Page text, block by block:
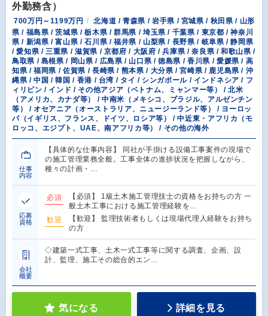
外勤務含）
700万円～1199万円
北海道 / 青森県 / 岩手県 / 宮城県 / 秋田県 / 山形
県 / 福島県 / 茨城県 / 栃木県 / 群馬県 / 埼玉県 / 千葉県 / 東京都 / 神奈川
県 / 新潟県 / 富山県 / 石川県 / 福井県 / 山梨県 / 長野県 / 岐阜県 / 静岡県
/ 愛知県 / 三重県 / 滋賀県 / 京都府 / 大阪府 / 兵庫県 / 奈良県 / 和歌山県 /
鳥取県 / 島根県 / 岡山県 / 広島県 / 山口県 / 徳島県 / 香川県 / 愛媛県 / 高
知県 / 福岡県 / 佐賀県 / 長崎県 / 熊本県 / 大分県 / 宮崎県 / 鹿児島県 / 沖
縄県 / 中国 / 韓国 / 香港 / 台湾 / タイ / シンガポール / インドネシア / フ
ィリピン / インド / その他アジア（ベトナム、ミャンマー等） / 北米
（アメリカ、カナダ等） / 中南米（メキシコ、ブラジル、アルゼンチン
等） / オセアニア（オーストラリア、ニュージーランド等） / ヨーロッ
パ（イギリス、フランス、ドイツ、ロシア等） / 中近東・アフリカ（モ
ロッコ、エジプト、UAE、南アフリカ等） / その他の海外
仕事
内容
【具体的な仕事内容】 同社が手掛ける設備工事案件の現場で
の施工管理業務全般。工事全体の進捗状況を把握しながら、
種々の計画・…
応募
資格
必須
【必須】 1級土木施工管理技士の資格をお持ちの方 一
般土木工事における施工管理経験を…
歓迎
【歓迎】 監理技術者もしくは現場代理人経験をお持ち
の方
会社
概要
◇建築一式工事、土木一式工事等に関する調査、企画、設
計、監理、施工その総合的エン…
気になる 詳細を見る